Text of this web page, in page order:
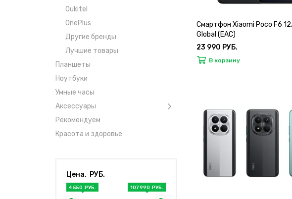
Oukitel
OnePlus
Другие бренды
Лучшие товары
Планшеты
Ноутбуки
Умные часы
Аксессуары
Рекомендуем
Красота и здоровье
Цена, РУБ.
4 550 РУБ. 107 990 РУБ.
Смартфон Xiaomi Poco F6
Global (EAC)
23 990 РУБ.
В корзину